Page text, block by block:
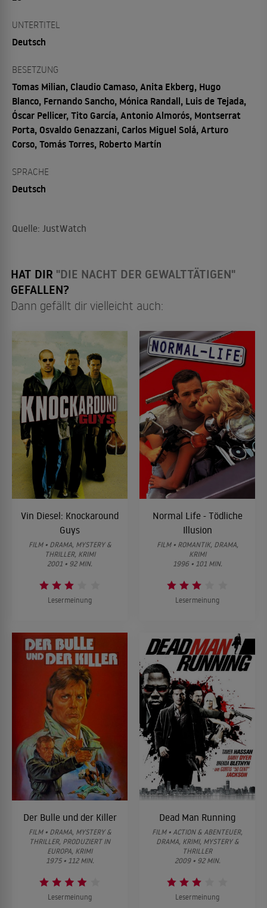
UNTERTITEL
Deutsch
BESETZUNG
Tomas Milian, Claudio Camaso, Anita Ekberg, Hugo
Blanco, Fernando Sancho, Mónica Randall, Luis de Tejada,
Óscar Pellicer, Tito García, Antonio Almorós, Montserrat
Porta, Osvaldo Genazzani, Carlos Miguel Solá, Arturo
Corso, Tomás Torres, Roberto Martín
SPRACHE
Deutsch
Quelle: JustWatch
HAT DIR "DIE NACHT DER GEWALTTÄTIGEN"
GEFALLEN?
Dann gefällt dir vielleicht auch:
Vin Diesel: Knockaround
Guys
FILM • DRAMA, MYSTERY &
THRILLER, KRIMI
2001 • 92 MIN.
Lesermeinung
Normal Life - Tödliche
Illusion
FILM • ROMANTIK, DRAMA,
KRIMI
1996 • 101 MIN.
Lesermeinung
Der Bulle und der Killer
FILM • DRAMA, MYSTERY &
THRILLER, PRODUZIERT IN
EUROPA, KRIMI
1975 • 112 MIN.
Lesermeinung
Dead Man Running
FILM • ACTION & ABENTEUER,
DRAMA, KRIMI, MYSTERY &
THRILLER
2009 • 92 MIN.
Lesermeinung